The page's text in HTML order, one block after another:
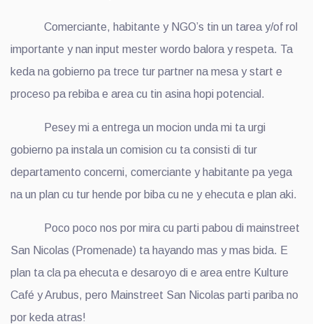
Comerciante, habitante y NGO’s tin un tarea y/of rol
importante y nan input mester wordo balora y respeta. Ta
keda na gobierno pa trece tur partner na mesa y start e
proceso pa rebiba e area cu tin asina hopi potencial.
Pesey mi a entrega un mocion unda mi ta urgi
gobierno pa instala un comision cu ta consisti di tur
departamento concerni, comerciante y habitante pa yega
na un plan cu tur hende por biba cu ne y ehecuta e plan aki.
Poco poco nos por mira cu parti pabou di mainstreet
San Nicolas (Promenade) ta hayando mas y mas bida. E
plan ta cla pa ehecuta e desaroyo di e area entre Kulture
Café y Arubus, pero Mainstreet San Nicolas parti pariba no
por keda atras!